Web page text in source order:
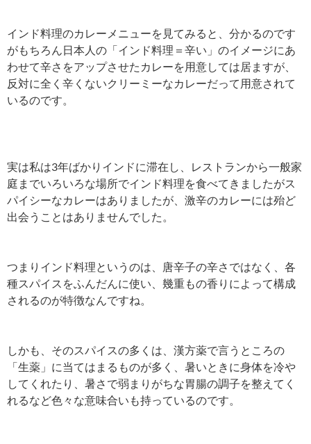
インド料理のカレーメニューを見てみると、分かるのです
がもちろん日本人の「インド料理＝辛い」のイメージにあ
わせて辛さをアップさせたカレーを用意しては居ますが、
反対に全く辛くないクリーミーなカレーだって用意されて
いるのです。
実は私は3年ばかりインドに滞在し、レストランから一般家
庭までいろいろな場所でインド料理を食べてきましたがス
パイシーなカレーはありましたが、激辛のカレーには殆ど
出会うことはありませんでした。
つまりインド料理というのは、唐辛子の辛さではなく、各
種スパイスをふんだんに使い、幾重もの香りによって構成
されるのが特徴なんですね。
しかも、そのスパイスの多くは、漢方薬で言うところの
「生薬」に当てはまるものが多く、暑いときに身体を冷や
してくれたり、暑さで弱まりがちな胃腸の調子を整えてく
れるなど色々な意味合いも持っているのです。